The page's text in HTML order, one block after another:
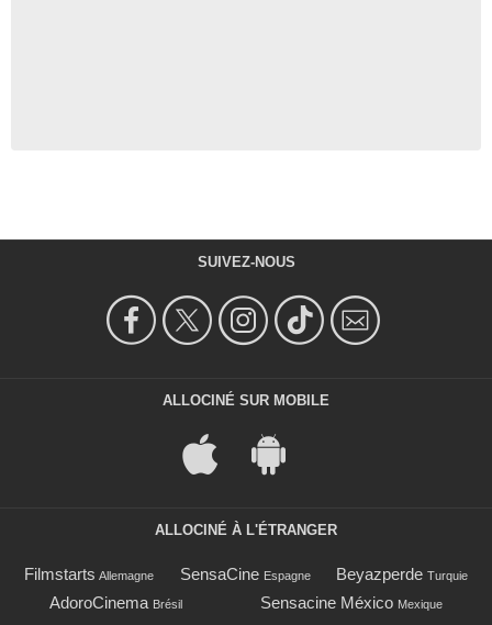
SUIVEZ-NOUS
ALLOCINÉ SUR MOBILE
ALLOCINÉ À L'ÉTRANGER
Filmstarts Allemagne SensaCine Espagne Beyazperde Turquie
AdoroCinema Brésil Sensacine México Mexique